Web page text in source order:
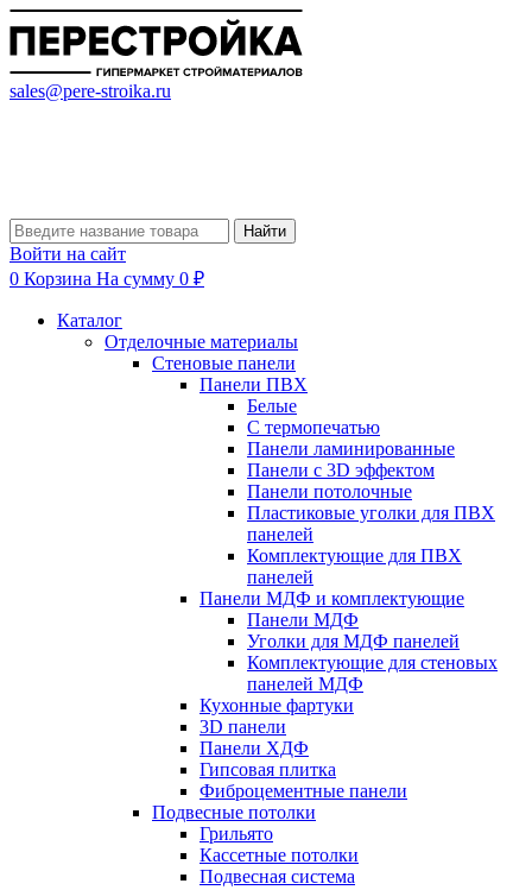
sales@pere-stroika.ru
Найти
Войти на сайт
0 Корзина На сумму 0 ₽
Каталог
Отделочные материалы
Стеновые панели
Панели ПВХ
Белые
С термопечатью
Панели ламинированные
Панели с 3D эффектом
Панели потолочные
Пластиковые уголки для ПВХ
панелей
Комплектующие для ПВХ
панелей
Панели МДФ и комплектующие
Панели МДФ
Уголки для МДФ панелей
Комплектующие для стеновых
панелей МДФ
Кухонные фартуки
3D панели
Панели ХДФ
Гипсовая плитка
Фиброцементные панели
Подвесные потолки
Грильято
Кассетные потолки
Подвесная система